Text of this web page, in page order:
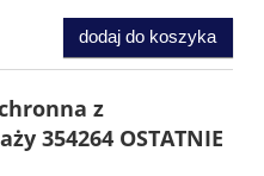
dodaj do koszyka
z
354264 OSTATNIE